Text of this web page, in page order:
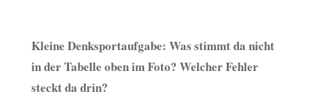
Kleine Denksportaufgabe: Was stimmt da nicht
in der Tabelle oben im Foto? Welcher Fehler
steckt da drin?